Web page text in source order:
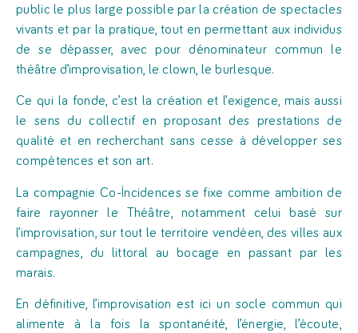
public le plus large possible par la création de spectacles
vivants et par la pratique, tout en permettant aux individus
de se dépasser, avec pour dénominateur commun le
théâtre d’improvisation, le clown, le burlesque.
Ce qui la fonde, c’est la création et l’exigence, mais aussi
le sens du collectif en proposant des prestations de
qualité et en recherchant sans cesse à développer ses
compétences et son art.
La compagnie Co-Ïncidences se fixe comme ambition de
faire rayonner le Théâtre, notamment celui basé sur
l’improvisation, sur tout le territoire vendéen, des villes aux
campagnes, du littoral au bocage en passant par les
marais.
En définitive, l’improvisation est ici un socle commun qui
alimente à la fois la spontanéité, l’énergie, l’écoute,